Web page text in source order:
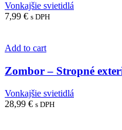
Vonkajšie svietidlá
7,99 € s DPH
Add to cart
Zombor – Stropné
Vonkajšie svietidlá
28,99 € s DPH